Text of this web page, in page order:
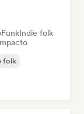
FunkIndie folk
folk